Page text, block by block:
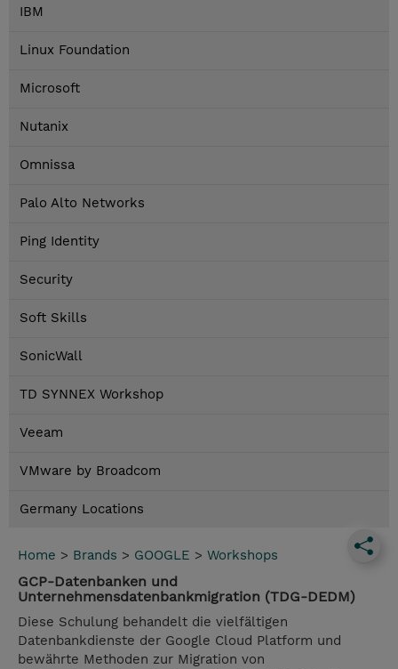
IBM
Linux Foundation
Microsoft
Nutanix
Omnissa
Palo Alto Networks
Ping Identity
Security
Soft Skills
SonicWall
TD SYNNEX Workshop
Veeam
VMware by Broadcom
Germany Locations
Home > Brands > GOOGLE > Workshops
GCP-Datenbanken und
Unternehmensdatenbankmigration (TDG-DEDM)
Diese Schulung behandelt die vielfältigen
Datenbankdienste der Google Cloud Platform und
bewährte Methoden zur Migration von